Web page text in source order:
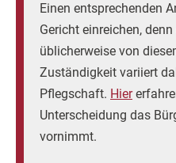
Einen entsprechenden
Gericht einreichen,
üblicherweise von
Zuständigkeit variiert
Pflegschaft. Hier
Unterscheidung das
vornimmt.